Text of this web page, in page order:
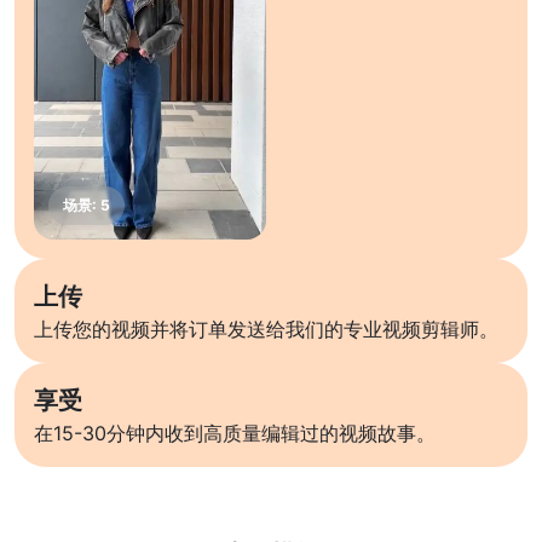
上传
上传您的视频并将订单发送给我们的专业视频剪辑师。
享受
在15-30分钟内收到高质量编辑过的视频故事。